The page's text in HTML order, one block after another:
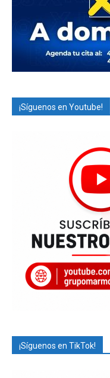
¡Síguenos en Youtube!
¡Síguenos en TikTok!